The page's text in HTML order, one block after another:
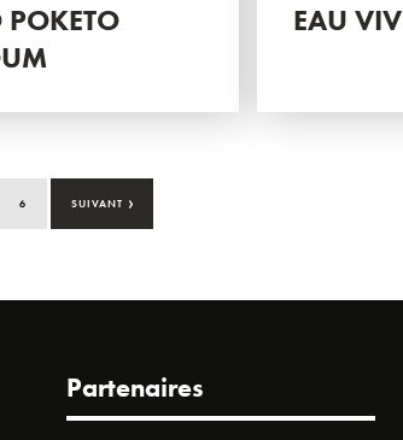
POKETO
EAU
6 SUIVANT ›
Partenaires